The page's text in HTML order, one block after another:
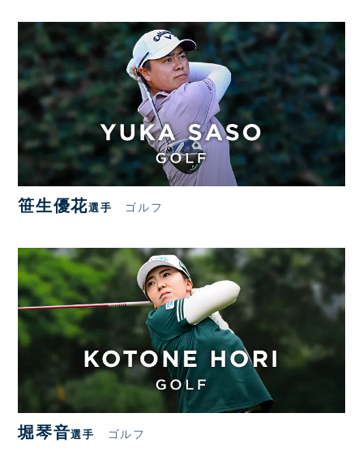
笹生優花選手 ゴルフ
堀琴音選手 ゴルフ